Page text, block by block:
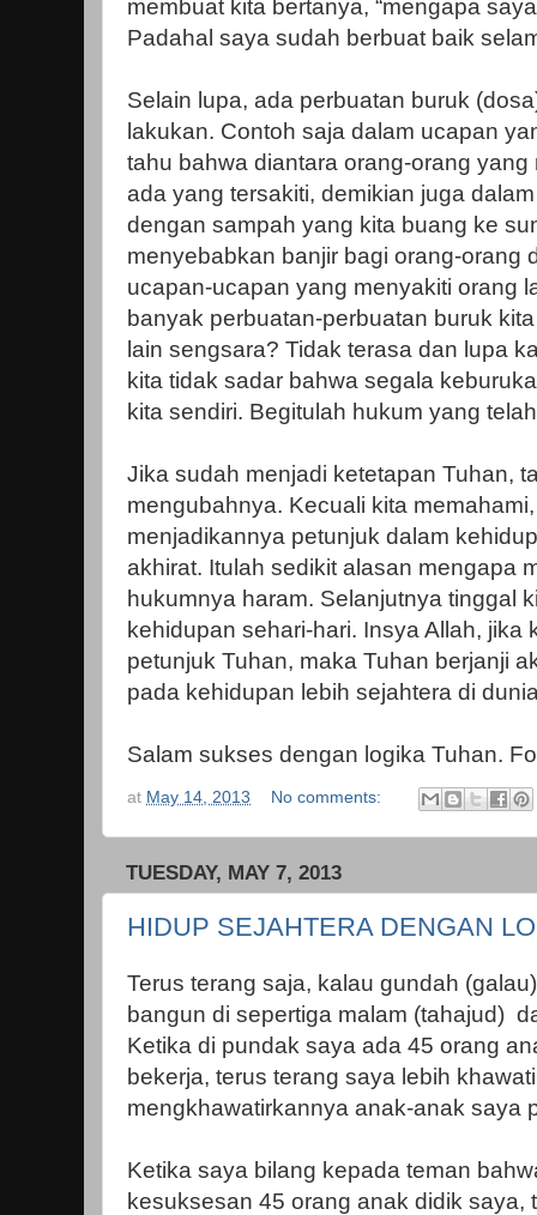
membuat kita bertanya, “mengapa
Padahal saya sudah berbuat baik
Selain lupa, ada perbuatan buruk
lakukan. Contoh saja dalam ucapan
tahu bahwa diantara orang-orang
ada yang tersakiti, demikian juga
dengan sampah yang kita buang ke
menyebabkan banjir bagi orang-orang
ucapan-ucapan yang menyakiti orang
banyak perbuatan-perbuatan buruk
lain sengsara? Tidak terasa dan lupa
kita tidak sadar bahwa segala
kita sendiri. Begitulah hukum yang
Jika sudah menjadi ketetapan Tuhan,
mengubahnya. Kecuali kita
menjadikannya petunjuk dalam
akhirat. Itulah sedikit alasan mengapa
hukumnya haram. Selanjutnya tinggal
kehidupan sehari-hari. Insya Allah, jika
petunjuk Tuhan, maka Tuhan berjanji
pada kehidupan lebih sejahtera di
Salam sukses dengan logika Tuhan.
at May 14, 2013 No comments:
TUESDAY, MAY 7, 2013
HIDUP SEJAHTERA DENGAN
Terus terang saja, kalau gundah
bangun di sepertiga malam (tahajud)
Ketika di pundak saya ada 45 orang
bekerja, terus terang saya lebih
mengkhawatirkannya anak-anak saya
Ketika saya bilang kepada teman
kesuksesan 45 orang anak didik saya,